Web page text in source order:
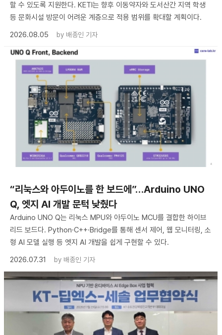
할 수 있도록 지원한다. KETI는 향후 이동약자와 도서산간 지역 학생
등 문화시설 방문이 어려운 계층으로 적용 범위를 확대할 계획이다.
2026.08.05
by 배종인 기자
“리눅스와 아두이노를 한 보드에”…Arduino UNO
Q, 엣지 AI 개발 문턱 낮췄다
Arduino UNO Q는 리눅스 MPU와 아두이노 MCU를 결합한 하이브
리드 보드다. Python·C++·Bridge를 통해 센서 제어, 웹 모니터링, 소
형 AI 모델 실행 등 엣지 AI 개발을 쉽게 구현할 수 있다.
2026.07.31
by 배종인 기자